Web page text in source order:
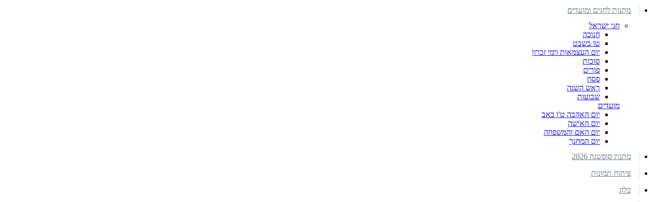
מתנות לחגים ומועדים
חגי ישראל
חנוכה
טו בשבט
יום העצמאות וימי זכרון
סוכות
פורים
פסח
ראש השנה
שבועות
מועדים
יום האהבה ט'ו באב
יום האישה
יום האם והמשפחה
יום המחנך
מתנת סופשנה 2026
פיתוח תמונות
בלוג